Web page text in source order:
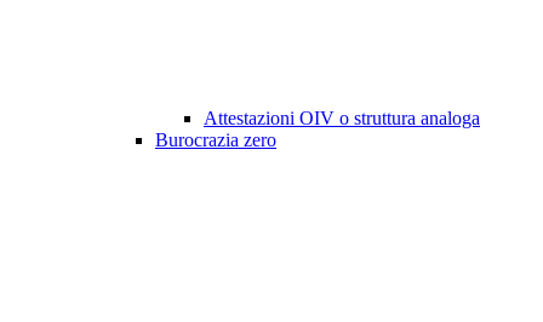
Attestazioni OIV o struttura analoga
Burocrazia zero